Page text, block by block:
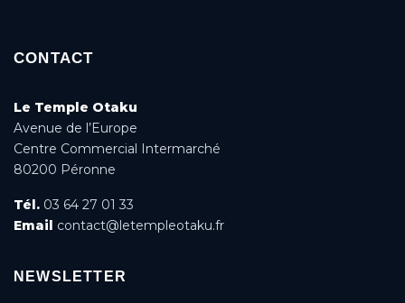
CONTACT
Le Temple Otaku
Avenue de l’Europe
Centre Commercial Intermarché
80200 Péronne
Tél. 03 64 27 01 33
Email contact@letempleotaku.fr
NEWSLETTER